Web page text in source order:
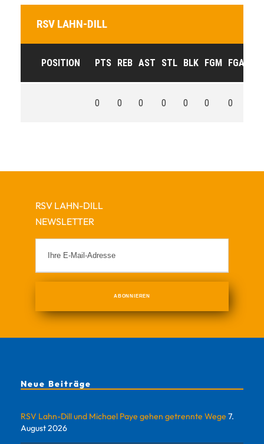
RSV LAHN-DILL
POSITION PTS REB AST STL BLK FGM FGA
0 0 0 0 0 0 0
RSV LAHN-DILL
NEWSLETTER
Neue Beiträge
RSV Lahn-Dill und Michael Paye gehen getrennte Wege 7.
August 2026